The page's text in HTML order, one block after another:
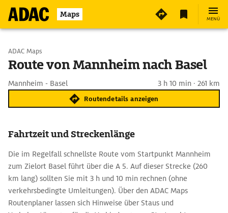
Maps MENÜ
Start wählen
ADAC Maps
Route von Mannheim nach Basel
Mannheim - Basel 3 h 10 min · 261 km
Routendetails anzeigen
Fahrtzeit und Streckenlänge
Die im Regelfall schnellste Route vom Startpunkt Mannheim
zum Zielort Basel führt über die A 5. Auf dieser Strecke (260
km lang) sollten Sie mit 3 h und 10 min rechnen (ohne
verkehrsbedingte Umleitungen). Über den ADAC Maps
Routenplaner lassen sich Hinweise über Staus und